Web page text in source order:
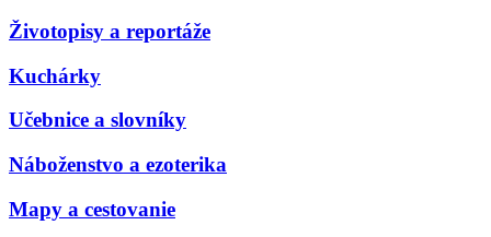
Životopisy a reportáže
Kuchárky
Učebnice a slovníky
Náboženstvo a ezoterika
Mapy a cestovanie